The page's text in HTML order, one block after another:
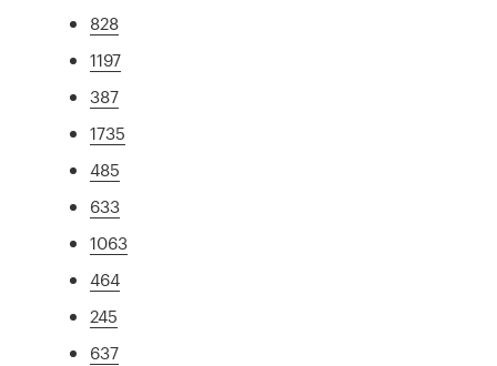
828
1197
387
1735
485
633
1063
464
245
637